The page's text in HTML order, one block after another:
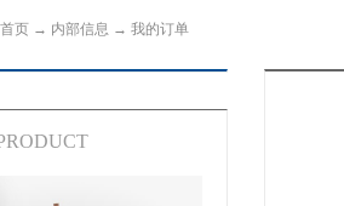
首页 → 内部信息 → 我的订单